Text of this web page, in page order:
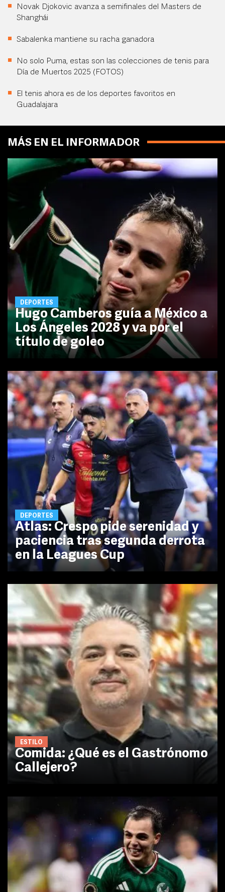
Novak Djokovic avanza a semifinales del Masters de
Shanghái
Sabalenka mantiene su racha ganadora
No solo Puma, estas son las colecciones de tenis para
Día de Muertos 2025 (FOTOS)
El tenis ahora es de los deportes favoritos en
Guadalajara
MÁS EN EL INFORMADOR
DEPORTES
Hugo Camberos guía a México a
Los Ángeles 2028 y va por el
título de goleo
DEPORTES
Atlas: Crespo pide serenidad y
paciencia tras segunda derrota
en la Leagues Cup
ESTILO
Comida: ¿Qué es el Gastrónomo
Callejero?